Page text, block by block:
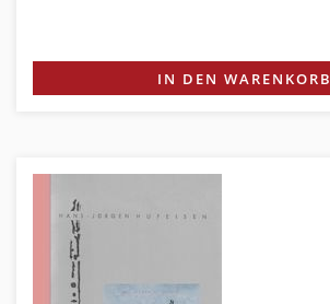
IN DEN WARENKORB